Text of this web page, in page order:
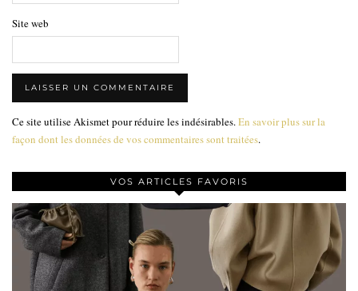
Site web
Ce site utilise Akismet pour réduire les indésirables. En savoir plus sur la
façon dont les données de vos commentaires sont traitées.
VOS ARTICLES FAVORIS